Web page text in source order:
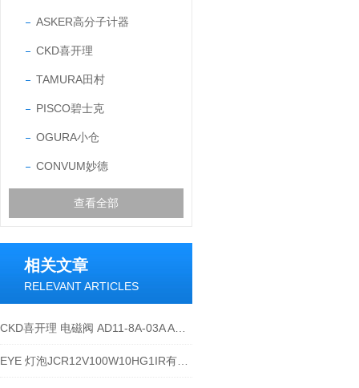
ASKER高分子计器
CKD喜开理
TAMURA田村
PISCO碧士克
OGURA小仓
CONVUM妙德
查看全部
相关文章
RELEVANT ARTICLES